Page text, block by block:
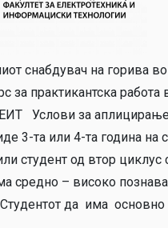
снабдувач на горива во
за практикантска работа
Услови за
3-та или 4-та година на
студент од втор циклус
средно – високо
Студентот да има основно